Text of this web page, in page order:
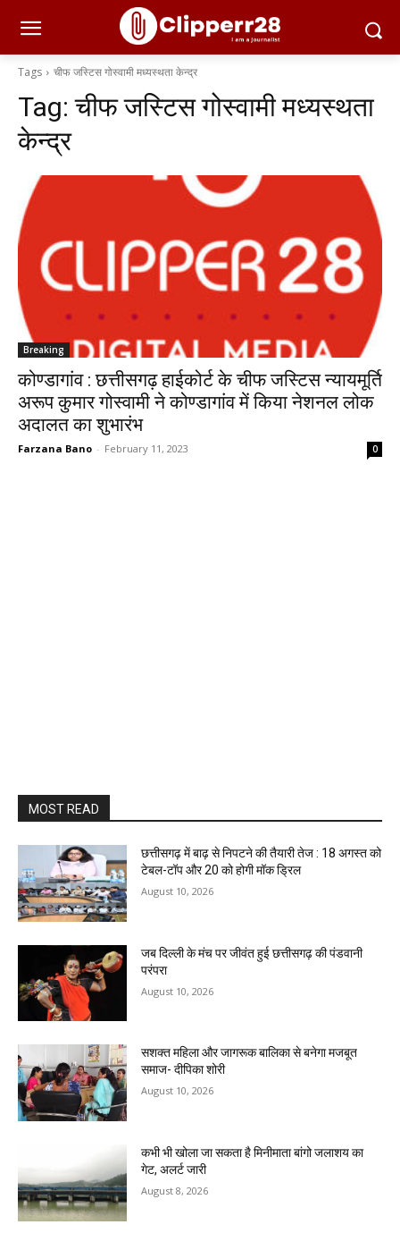
Tags चीफ जस्टिस गोस्वामी मध्यस्थता केन्द्र
Tag:चीफ जस्टिस गोस्वामी मध्यस्थता
केन्द्र
Breaking
कोण्डागांव : छत्तीसगढ़ हाईकोर्ट के चीफ जस्टिस न्यायमूर्ति
अरूप कुमार गोस्वामी ने कोण्डागांव में किया नेशनल लोक
अदालत का शुभारंभ
Farzana Bano - February 11, 2023 0
MOST READ
छत्तीसगढ़ में बाढ़ से निपटने की तैयारी तेज : 18 अगस्त को
टेबल-टॉप और 20 को होगी मॉक ड्रिल
August 10, 2026
जब दिल्ली के मंच पर जीवंत हुई छत्तीसगढ़ की पंडवानी
परंपरा
August 10, 2026
सशक्त महिला और जागरूक बालिका से बनेगा मजबूत
समाज- दीपिका शोरी
August 10, 2026
कभी भी खोला जा सकता है मिनीमाता बांगो जलाशय का
गेट, अलर्ट जारी
August 8, 2026